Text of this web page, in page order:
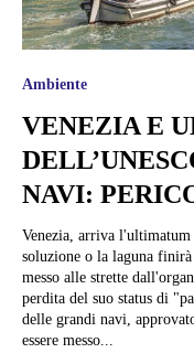
Ambiente
VENEZIA E
NAVI:
Venezia, arriva
soluzione o la laguna
messo alle strette
perdita del suo status di
delle grandi navi,
essere messo...